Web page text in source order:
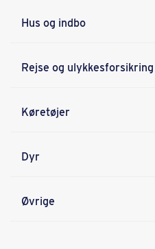
Hus og indbo
Rejse og ulykkesforsikring
Køretøjer
Dyr
Øvrige